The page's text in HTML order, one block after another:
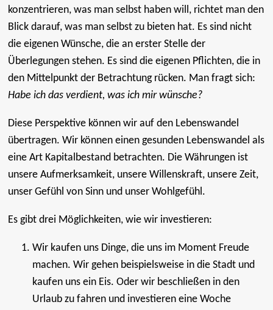
konzentrieren, was man selbst haben will, richtet man den
Blick darauf, was man selbst zu bieten hat. Es sind nicht
die eigenen Wünsche, die an erster Stelle der
Überlegungen stehen. Es sind die eigenen Pflichten, die in
den Mittelpunkt der Betrachtung rücken. Man fragt sich:
Habe ich das verdient, was ich mir wünsche?
Diese Perspektive können wir auf den Lebenswandel
übertragen. Wir können einen gesunden Lebenswandel als
eine Art Kapitalbestand betrachten. Die Währungen ist
unsere Aufmerksamkeit, unsere Willenskraft, unsere Zeit,
unser Gefühl von Sinn und unser Wohlgefühl.
Es gibt drei Möglichkeiten, wie wir investieren:
Wir kaufen uns Dinge, die uns im Moment Freude
machen. Wir gehen beispielsweise in die Stadt und
kaufen uns ein Eis. Oder wir beschließen in den
Urlaub zu fahren und investieren eine Woche